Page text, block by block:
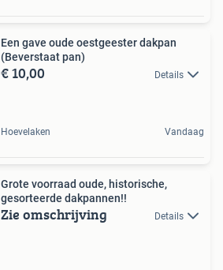
Een gave oude oestgeester dakpan
(Beverstaat pan)
€ 10,00 Details
Hoevelaken Vandaag
Grote voorraad oude, historische,
gesorteerde dakpannen!!
Zie omschrijving Details